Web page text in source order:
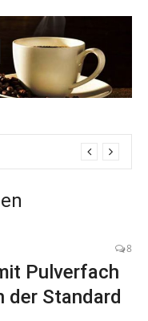
8
Pulverfach
der Standard